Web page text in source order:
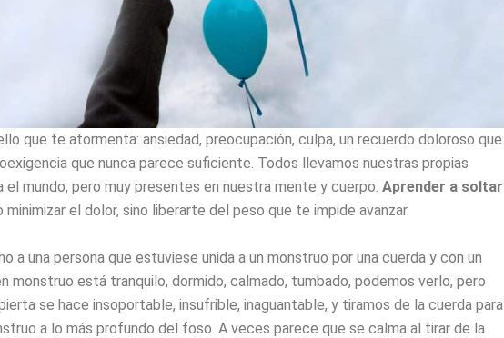
que te atormenta: ansiedad, preocupación, culpa, un recuerdo doloroso que
que nunca parece suficiente. Todos llevamos nuestras propias
el mundo, pero muy presentes en nuestra mente y cuerpo. Aprender a soltar
minimizar el dolor, sino liberarte del peso que te impide avanzar.
a una persona que estuviese unida a un monstruo por una cuerda y con un
monstruo está tranquilo, dormido, calmado, tumbado, podemos verlo, pero
se hace insoportable, insufrible, inaguantable, y tiramos de la cuerda para
a lo más profundo del foso. A veces parece que se calma al tirar de la